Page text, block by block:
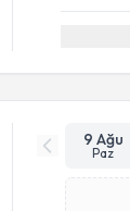
9 Ağu
Paz